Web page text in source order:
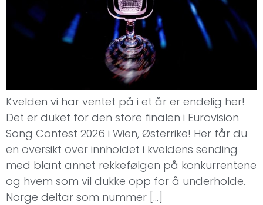
Kvelden vi har ventet på i et år er endelig her!
Det er duket for den store finalen i Eurovision
Song Contest 2026 i Wien, Østerrike! Her får du
en oversikt over innholdet i kveldens sending
med blant annet rekkefølgen på konkurrentene
og hvem som vil dukke opp for å underholde.
Norge deltar som nummer […]